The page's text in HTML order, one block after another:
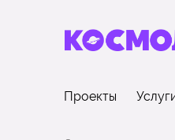
Проекты